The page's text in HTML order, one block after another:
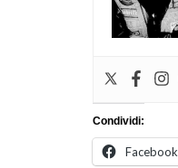
Condividi:
Facebook